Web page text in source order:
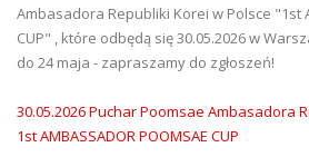
Ambasadora Republiki Korei w Polsce "1st
CUP" , które odbędą się 30.05.2026 w
do 24 maja - zapraszamy do zgłoszeń!
30.05.2026 Puchar Poomsae Ambasadora
1st AMBASSADOR POOMSAE CUP